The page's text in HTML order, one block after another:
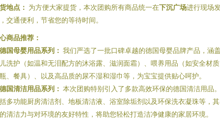
地点： 为方便大家提货，本次团购所有商品统一在下沉广场进行现场
交通便利，节省您的等待时间。
商品推荐：
德国母婴用品系列： 我们严选了一批口碑卓越的德国母婴品牌产品，涵
洗护（如温和无泪配方的沐浴露、滋润面霜）、喂养用品（如安全材
、餐具）、以及高品质的尿不湿和湿巾等，为宝宝提供贴心呵护。
德国清洁用品系列： 本次团购特别引入了多款高效环保的德国清洁用品
多功能厨房清洁剂、地板清洁液、浴室除垢剂以及环保洗衣凝珠等，
清洁力与对环境的友好特性，将助您轻松打造洁净健康的家居环境。